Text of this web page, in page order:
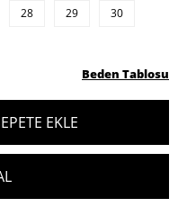
28 29
30
Beden Tablosu